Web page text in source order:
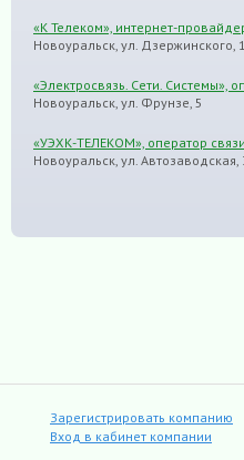
«К Телеком», интернет-
Новоуральск, ул. Дзержинского,
«Электросвязь. Сети. Системы»,
Новоуральск, ул. Фрунзе, 5
«УЭХК-ТЕЛЕКОМ», оператор связи
Новоуральск, ул. Автозаводская,
Зарегистрировать компанию
Вход в кабинет компании